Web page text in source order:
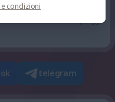
pioggia
telegram
condizioni